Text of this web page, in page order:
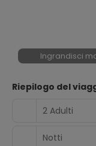
Ingrandisci
Riepilogo del
2 Adulti
Notti